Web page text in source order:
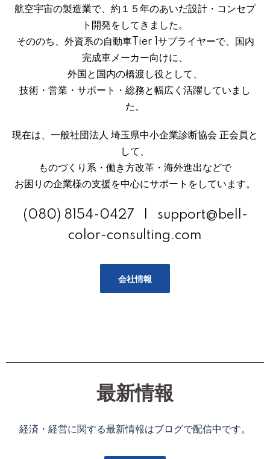
航空宇宙の製造業で、約１５年のあいだ設計・コンセプ
ト開発をしてきました。
そののち、外資系の自動車Tier 1サプライヤーで、国内
完成車メーカー向けに、
外国と国内の橋渡し役として、
技術・営業・サポート・総務と幅広く活躍していまし
た。
現在は、一般社団法人 埼玉県中小企業診断協会 正会員と
して、
ものづくり系・働き方改革・海外進出などで
お困りの企業様の支援を中心にサポートをしています。
(080) 8154-0427 | support@bell-
color-consulting.com
会社情報
最新情報
経済・経営に関する最新情報はブログで配信中です。